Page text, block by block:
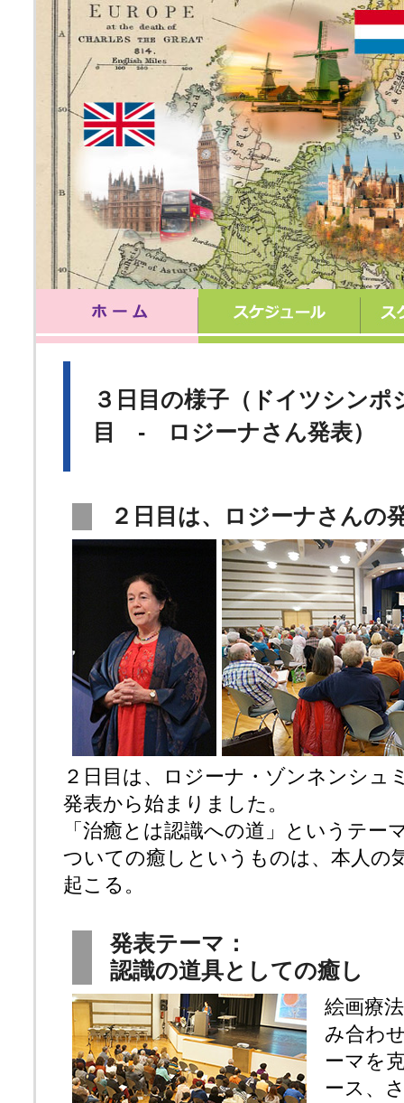
３日目の様子（ドイツシン
目 - ロジーナさん発表）
２日目は、ロジーナさんの
２日目は、ロジーナ・ゾンネンシュ
発表から始まりました。
「治癒とは認識への道」というテー
ついての癒しというものは、本人の
起こる。
発表テーマ：
認識の道具としての癒し
絵画療
み合わ
ーマを
ース、